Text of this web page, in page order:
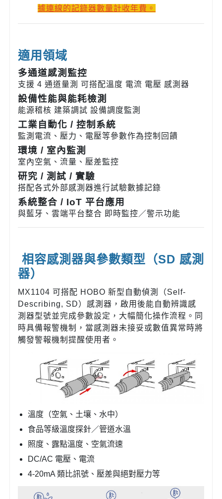
據連線的記錄器數量計收年費。
適用領域
多通道感測監控
支援 4 通道量測 可搭配溫度 電流 電壓 感測器
設備性能與能耗檢測
能源稽核 建築調試 設備調度監測
工業自動化 / 控制系統
監測電流、壓力、電壓等參數作為控制回饋
環境 / 室內監測
室內空氣、流量、壓差監控
研究 / 測試 / 實驗
搭配各式外部感測器進行試驗數據記錄
系統整合 / IoT 平台應用
與藍牙、雲端平台整合 即時監控／警示功能
相容感測器與參數類型（SD 感測
器）
MX1104 可搭配 HOBO 新型自動偵測（Self-
Describing, SD）感測器，啟用後能自動辨識感
測器型號並完成參數設定，大幅簡化操作流程。同
時具備報警機制，當感測器未接妥或數值異常時將
觸發警報機制提醒使用者。
溫度（空氣、土壤、水中）
食品等級溫度探針／管道水溫
照度、露點溫度、空氣流速
DC/AC 電壓、電流
4-20mA 類比訊號、壓差與絕對壓力等